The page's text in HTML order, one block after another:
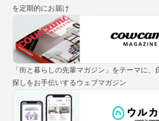
を定期的にお届け
「街と暮らしの先輩マガジン」をテーマに、
探しをお手伝いするウェブマガジン